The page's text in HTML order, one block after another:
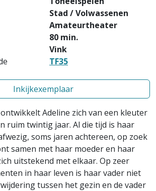
Stad / Volwassenen
Amateurtheater
80 min.
Vink
TF35
Inkijkexemplaar
Adeline zich van een kleuter
ruim twintig jaar. Al die tijd is haar
soms jaren achtereen, op zoek
samen met haar moeder en haar
uitstekend met elkaar. Op zeer
in haar leven is haar vader niet
tussen het gezin en de vader